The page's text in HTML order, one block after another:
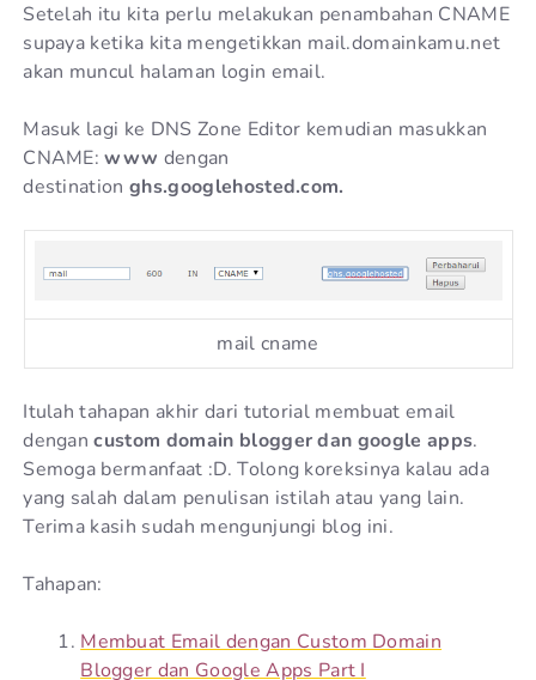
Setelah itu kita perlu melakukan penambahan CNAME
supaya ketika kita mengetikkan mail.domainkamu.net
akan muncul halaman login email.
Masuk lagi ke DNS Zone Editor kemudian masukkan
CNAME:www dengan
destinationghs.googlehosted.com.
mail cname
Itulah tahapan akhir dari tutorial membuat email
dengancustom domain blogger dan google apps.
Semoga bermanfaat :D. Tolong koreksinya kalau ada
yang salah dalam penulisan istilah atau yang lain.
Terima kasih sudah mengunjungi blog ini.
Tahapan:
Membuat Email dengan Custom Domain
Blogger dan Google Apps Part I